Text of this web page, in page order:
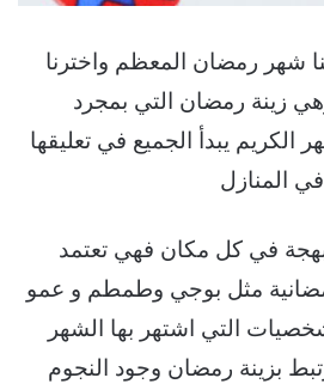
شهر رمضان المعظم واخترنا
زينة رمضان التي بمجرد
الكريم يبدأ الجميع في تعليقها
المنازل
في كل مكان فهي تعتمد
مثل بوجي وطمطم و عمو
التي اشتهر بها الشهر
بزينة رمضان وجود النجوم